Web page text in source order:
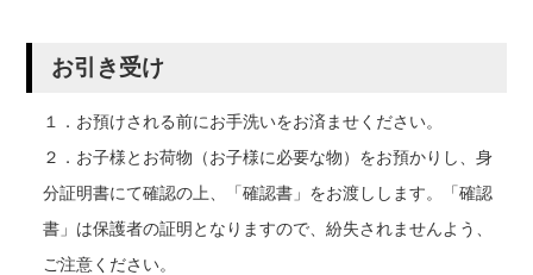
お引き受け
１．お預けされる前にお手洗いをお済ませください。
２．お子様とお荷物（お子様に必要な物）をお預かりし、身
分証明書にて確認の上、「確認書」をお渡しします。「確認
書」は保護者の証明となりますので、紛失されませんよう、
ご注意ください。